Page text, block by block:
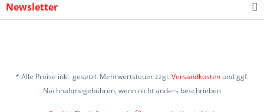
Newsletter
* Alle Preise inkl. gesetzl. Mehrwertsteuer zzgl.Versandkosten und ggf.
Nachnahmegebühren, wenn nicht anders beschrieben